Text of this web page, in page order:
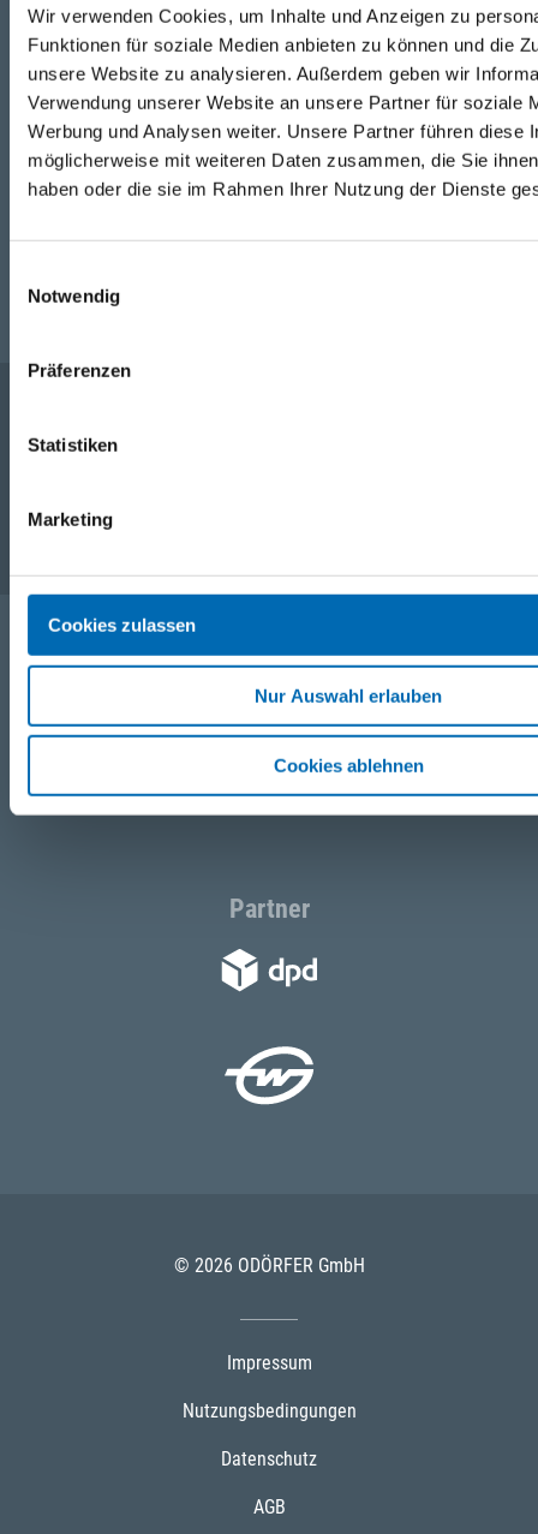
Wir verwenden Cookies, um Inhalte und Anzeigen zu
Funktionen für soziale Medien anbieten zu können und die
unsere Website zu analysieren. Außerdem geben wir
Verwendung unserer Website an unsere Partner für soziale
Werbung und Analysen weiter. Unsere Partner führen diese
möglicherweise mit weiteren Daten zusammen, die Sie
haben oder die sie im Rahmen Ihrer Nutzung der Dienste
Notwendig
Präferenzen
Statistiken
Marketing
Cookies zulassen
Nur Auswahl erlauben
Cookies ablehnen
Telefon
WhatsApp
+43 (0)676 827 755 55
E-Mail
Folgen Sie uns
Facebook
Instagram
Partner
© 2026 ODÖRFER GmbH
Impressum
Nutzungsbedingungen
Datenschutz
AGB